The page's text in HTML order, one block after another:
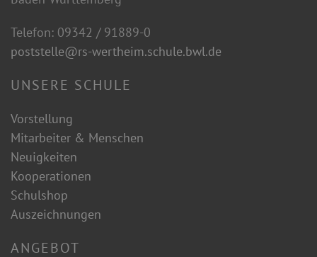
Telefon: 09342 / 91889-0
poststelle@rs-wertheim.schule.bwl.de
UNSERE SCHULE
Vorstellung
Mitarbeiter & Menschen
Neuigkeiten
Kooperationen
Schulshop
Auszeichnungen
ANGEBOT